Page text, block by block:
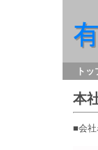
トッ
本
■会